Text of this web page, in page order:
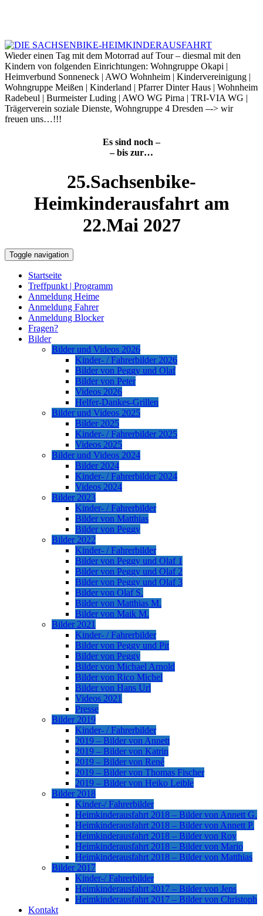
Wieder einen Tag mit dem Motorrad auf Tour – diesmal mit den
Kindern von folgenden Einrichtungen: Wohngruppe Okapi |
Heimverbund Sonneneck | AWO Wohnheim | Kindervereinigung |
Wohngruppe Meißen | Kinderland | Pfarrer Dinter Haus | Wohnheim
Radebeul | Burmeister Luding | AWO WG Pirna | TRI-VIA WG |
Trägerverein soziale Dienste, Wohngruppe 4 Dresden –-> wir
freuen uns…!!!
Es sind noch –
– bis zur…
25.Sachsenbike-
Heimkinderausfahrt am
22.Mai 2027
Toggle navigation
Startseite
Treffpunkt | Programm
Anmeldung Heime
Anmeldung Fahrer
Anmeldung Blocker
Fragen?
Bilder
Bilder und Videos 2026
Kinder- / Fahrerbilder 2026
Bilder von Peggy und Olaf
Bilder von Peter
Videos 2026
Helfer-Dankes-Grillen
Bilder und Videos 2025
Bilder 2025
Kinder- / Fahrerbilder 2025
Videos 2025
Bilder und Videos 2024
Bilder 2024
Kinder- / Fahrerbilder 2024
Videos 2024
Bilder 2023
Kinder- / Fahrerbilder
Bilder von Matthias
Bilder von Peggy
Bilder 2022
Kinder- / Fahrerbilder
Bilder von Peggy und Olaf 1
Bilder von Peggy und Olaf 2
Bilder von Peggy und Olaf 3
Bilder von Olaf S.
Bilder von Matthias M.
Bilder von Maik M.
Bilder 2021
Kinder- / Fahrerbilder
Bilder von Peggy und Pit
Bilder von Peggy
Bilder von Michael Arnold
Bilder von Rico Michel
Bilder von Hans Url
Videos 2021
Presse
Bilder 2019
Kinder- / Fahrerbilder
2019 – Bilder von Annett
2019 – Bilder von Katrin
2019 – Bilder von René
2019 – Bilder von Thomas Fischer
2019 – Bilder von Heiko Leible
Bilder 2018
Kinder-/ Fahrerbilder
Heimkinderausfahrt 2018 – Bilder von Annett G.
Heimkinderausfahrt 2018 – Bilder von Annett P.
Heimkinderausfahrt 2018 – Bilder von Roy
Heimkinderausfahrt 2018 – Bilder von Mario
Heimkinderausfahrt 2018 – Bilder von Matthias
Bilder 2017
Kinder-/ Fahrerbilder
Heimkinderausfahrt 2017 – Bilder von Jens
Heimkinderausfahrt 2017 – Bilder von Christoph
Kontakt